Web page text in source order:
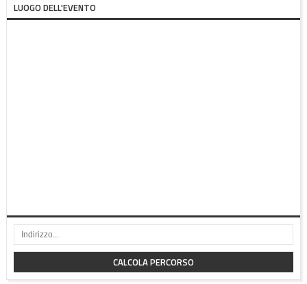
LUOGO DELL'EVENTO
CALCOLA PERCORSO